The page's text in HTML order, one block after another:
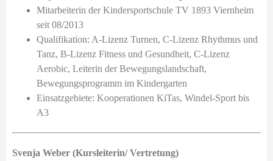
Mitarbeiterin der Kindersportschule TV 1893 Viernheim
seit 08/2013
Qualifikation: A-Lizenz Turnen, C-Lizenz Rhythmus und
Tanz, B-Lizenz Fitness und Gesundheit, C-Lizenz
Aerobic, Leiterin der Bewegungslandschaft,
Bewegungsprogramm im Kindergarten
Einsatzgebiete: Kooperationen KiTas, Windel-Sport bis
A3
Svenja Weber (Kursleiterin/ Vertretung)